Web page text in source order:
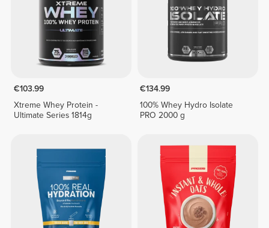
€103.99
Xtreme Whey Protein -
Ultimate Series 1814g
€134.99
100% Whey Hydro Isolate
PRO 2000 g